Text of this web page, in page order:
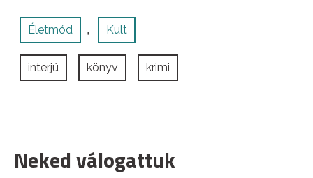
Életmód , Kult
interjú könyv krimi
Neked válogattuk